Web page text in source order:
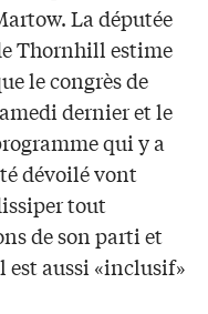
La députée
Thornhill estime
le congrès de
dernier et le
qui y a
dévoilé vont
tout
de son parti et
est aussi «inclusif»